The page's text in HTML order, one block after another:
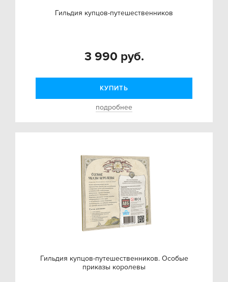
Гильдия купцов-путешественников
3 990 руб.
КУПИТЬ
подробнее
Гильдия купцов-путешественников. Особые
приказы королевы